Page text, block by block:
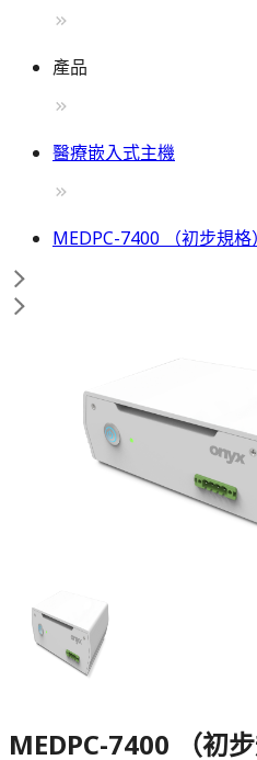
產品
醫療嵌入式主機
MEDPC-7400 （初步規格）
MEDPC-7400 （初步